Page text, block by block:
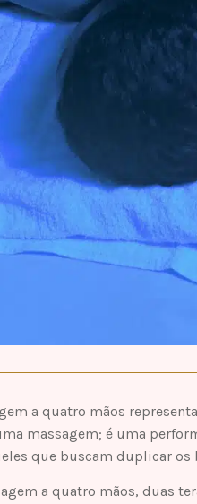
a quatro mãos
massagem; é uma
que buscam duplicar
a quatro mãos, duas